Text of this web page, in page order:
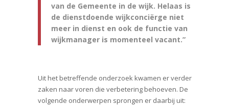
van de Gemeente in de wijk. Helaas is
de dienstdoende wijkconciërge niet
meer in dienst en ook de functie van
wijkmanager is momenteel vacant.”
Uit het betreffende onderzoek kwamen er verder
zaken naar voren die verbetering behoeven. De
volgende onderwerpen sprongen er daarbij uit: